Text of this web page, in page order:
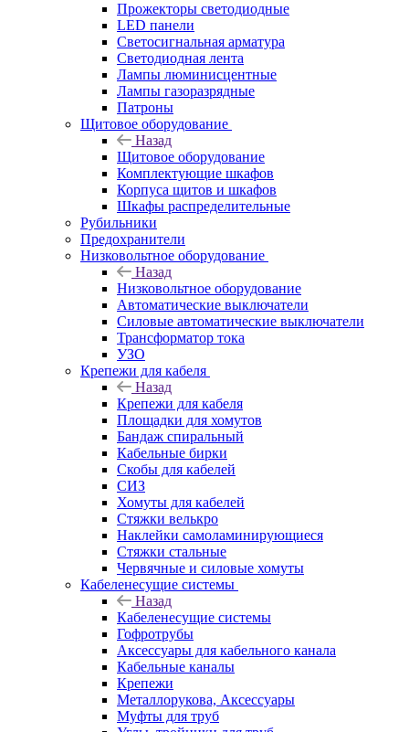
Прожекторы светодиодные
LED панели
Светосигнальная арматура
Светодиодная лента
Лампы люминисцентные
Лампы газоразрядные
Патроны
Щитовое оборудование
Назад
Щитовое оборудование
Комплектующие шкафов
Корпуса щитов и шкафов
Шкафы распределительные
Рубильники
Предохранители
Низковольтное оборудование
Назад
Низковольтное оборудование
Автоматические выключатели
Силовые автоматические выключатели
Трансформатор тока
УЗО
Крепежи для кабеля
Назад
Крепежи для кабеля
Площадки для хомутов
Бандаж спиральный
Кабельные бирки
Cкобы для кабелей
СИЗ
Хомуты для кабелей
Стяжки велькро
Наклейки самоламинирующиеся
Стяжки стальные
Червячные и силовые хомуты
Кабеленесущие системы
Назад
Кабеленесущие системы
Гофротрубы
Аксессуары для кабельного канала
Кабельные каналы
Крепежи
Металлорукова, Аксессуары
Муфты для труб